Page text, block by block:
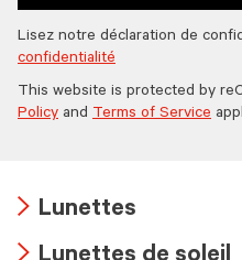
Lisez notre déclaration de
confidentialité
This website is protected by
Policy and Terms of Service
Lunettes